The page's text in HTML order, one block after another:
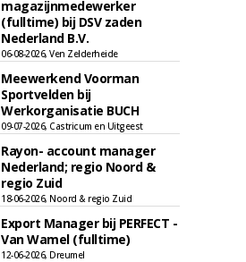
magazijnmedewerker
(fulltime) bij DSV zaden
Nederland B.V.
06-08-2026, Ven Zelderheide
Meewerkend Voorman
Sportvelden bij
Werkorganisatie BUCH
09-07-2026, Castricum en Uitgeest
Rayon- account manager
Nederland; regio Noord &
regio Zuid
18-06-2026, Noord & regio Zuid
Export Manager bij PERFECT -
Van Wamel (fulltime)
12-06-2026, Dreumel